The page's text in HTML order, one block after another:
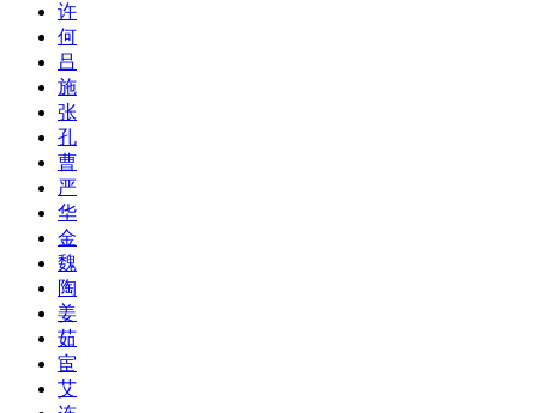
许
何
吕
施
张
孔
曹
严
华
金
魏
陶
姜
茹
宦
艾